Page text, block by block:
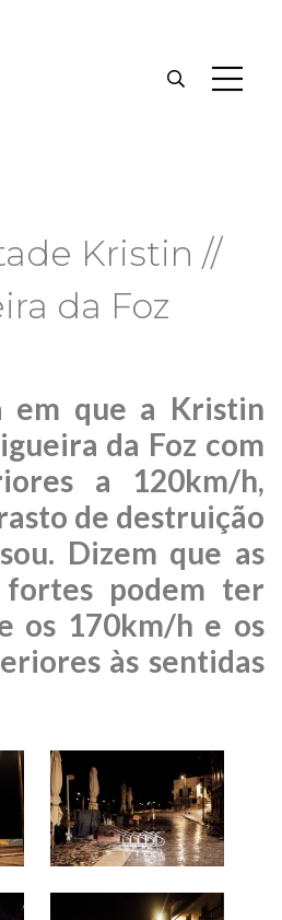
Kristin //
da Foz
em que a Kristin
da Foz com
a 120km/h,
de destruição
Dizem que as
fortes podem ter
os 170km/h e os
às sentidas